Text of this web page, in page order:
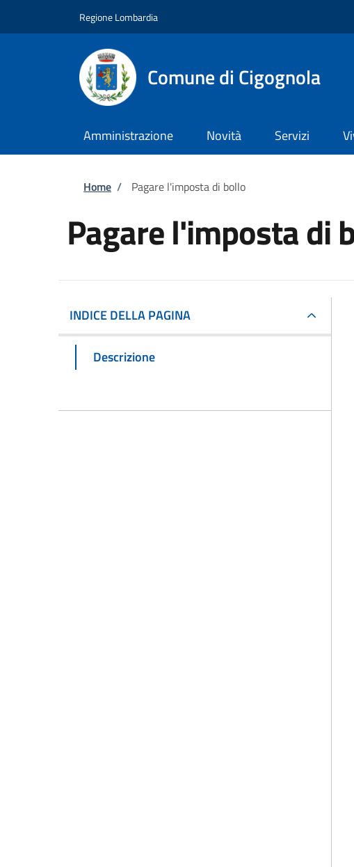
Regione Lombardia
Comune di Cigognola
Amministrazione Novità Servizi
Briciole di pane
Home / Pagare l'imposta di bollo
Pagare l'imposta di
INDICE DELLA PAGINA
Descrizione